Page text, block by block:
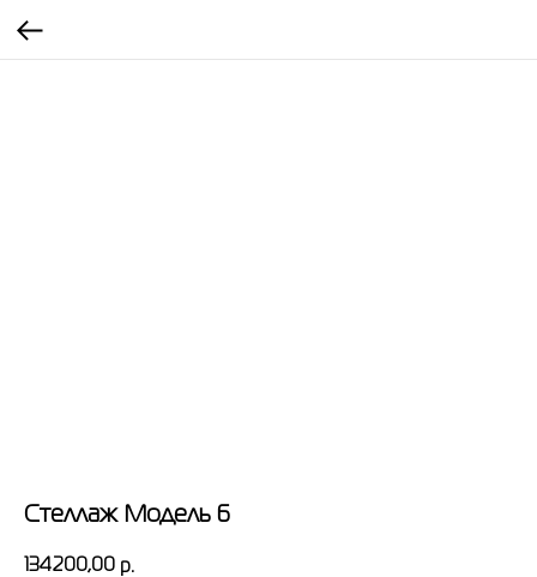
Стеллаж Модель 6
134200,00 р.